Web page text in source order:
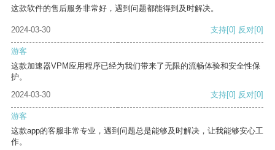
这款软件的售后服务非常好，遇到问题都能得到及时解决。
2024-03-30 支持[0] 反对[0]
游客
这款加速器VPM应用程序已经为我们带来了无限的流畅体验和安全性保
护。
2024-03-30
支持[0] 反对[0]
游客
这款app的客服非常专业，遇到问题总是能够及时解决，让我能够安心工
作。